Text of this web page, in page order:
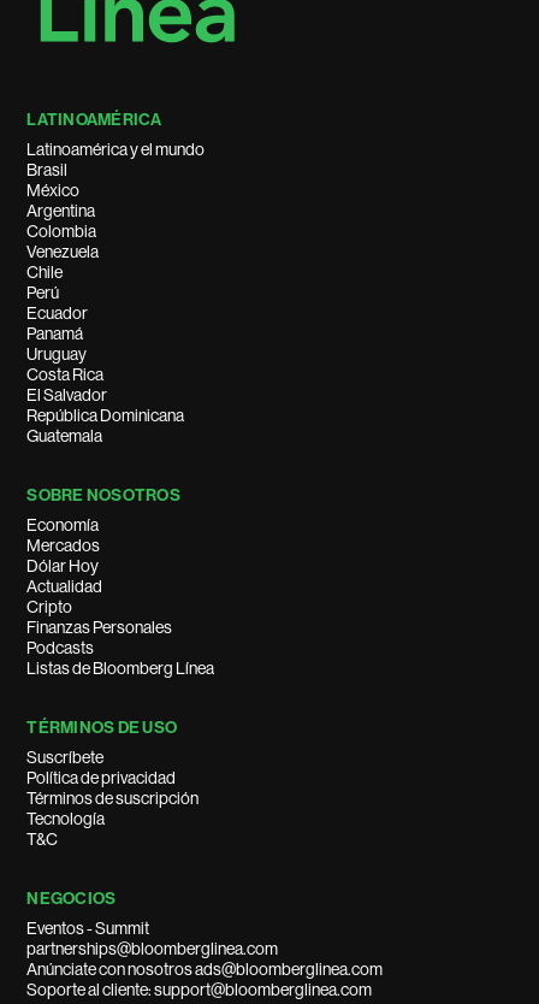
LATINOAMÉRICA
Latinoamérica y el mundo
Brasil
México
Argentina
Colombia
Venezuela
Chile
Perú
Ecuador
Panamá
Uruguay
Costa Rica
El Salvador
República Dominicana
Guatemala
SOBRE NOSOTROS
Economía
Mercados
Dólar Hoy
Actualidad
Cripto
Finanzas Personales
Podcasts
Listas de Bloomberg Línea
TÉRMINOS DE USO
Suscríbete
Política de privacidad
Términos de suscripción
Tecnología
T&C
NEGOCIOS
Eventos - Summit
partnerships@bloomberglinea.com
Anúnciate con nosotros ads@bloomberglinea.com
Soporte al cliente: support@bloomberglinea.com